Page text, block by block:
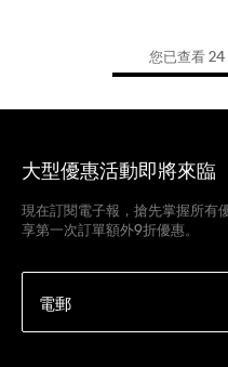
您已查看
大型優惠活動即將來臨
現在訂閱電子報，搶先掌握所有
享第一次訂單額外9折優惠。
電郵